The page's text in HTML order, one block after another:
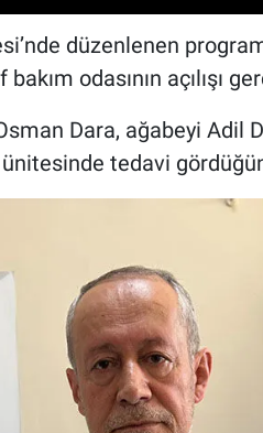
düzenlenen
odasının açılışı
Dara, ağabeyi Adil
ünitesinde tedavi